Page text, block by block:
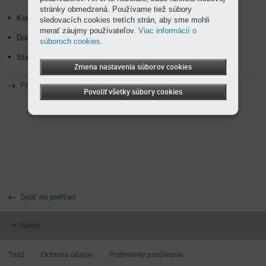
Kompresory pre priemysel a remeselné dielne
Dúchadlá
Stavebné kompresory
Pre plánovanie trasy v Google Maps
Späť na prehľad
Nahor
Tiráž Ochrana údajov Podmienky používania
stránky obmedzená. Používame tiež súbory
sledovacích cookies tretích strán, aby sme mohli
merať záujmy používateľov.Viac informácií o
súboroch cookies.
Zmena nastavenia súborov cookies
Povoliť všetky súbory cookies